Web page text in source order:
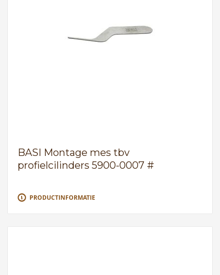
BASI Montage mes tbv
profielcilinders 5900-0007 #
PRODUCTINFORMATIE